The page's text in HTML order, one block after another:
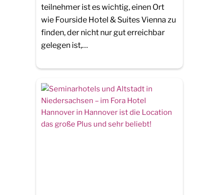
teilnehmer ist es wichtig, einen Ort
wie Fourside Hotel & Suites Vienna zu
finden, der nicht nur gut erreichbar
gelegen ist,…